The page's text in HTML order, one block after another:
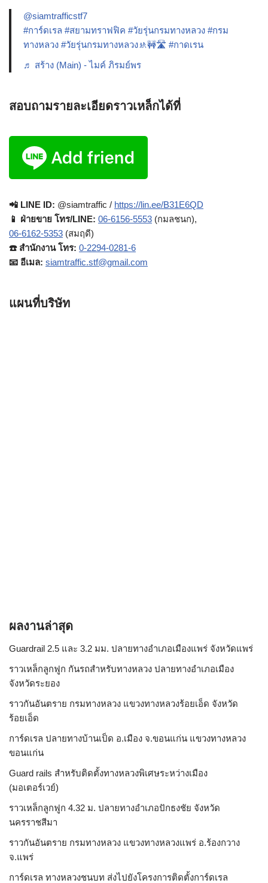
@siamtrafficstf7
#การ์ดเรล #สยามทราฟฟิค #วัยรุ่นกรมทางหลวง #กรม
ทางหลวง #วัยรุ่นกรมทางหลวง🚸🚧🛣️ #กาดเรน
♬ สร้าง (Main) - ไมค์ ภิรมย์พร
สอบถามรายละเอียดราวเหล็กได้ที่
📲 LINE ID: @siamtraffic / https://lin.ee/B31E6QD
📱 ฝ่ายขาย โทร/LINE: 06-6156-5553 (กมลชนก),
06-6162-5353 (สมฤดี)
☎️ สำนักงาน โทร: 0-2294-0281-6
📧 อีเมล: siamtraffic.stf@gmail.com
แผนที่บริษัท
ผลงานล่าสุด
Guardrail 2.5 และ 3.2 มม. ปลายทางอำเภอเมืองแพร่ จังหวัดแพร่
ราวเหล็กลูกฟูก กันรถสําหรับทางหลวง ปลายทางอำเภอเมือง
จังหวัดระยอง
ราวกันอันตราย กรมทางหลวง แขวงทางหลวงร้อยเอ็ด จังหวัด
ร้อยเอ็ด
การ์ดเรล ปลายทางบ้านเป็ด อ.เมือง จ.ขอนแก่น แขวงทางหลวง
ขอนแก่น
Guard rails สำหรับติดตั้งทางหลวงพิเศษระหว่างเมือง
(มอเตอร์เวย์)
ราวเหล็กลูกฟูก 4.32 ม. ปลายทางอำเภอปักธงชัย จังหวัด
นครราชสีมา
ราวกันอันตราย กรมทางหลวง แขวงทางหลวงแพร่ อ.ร้องกวาง
จ.แพร่
การ์ดเรล ทางหลวงชนบท ส่งไปยังโครงการติดตั้งการ์ดเรล